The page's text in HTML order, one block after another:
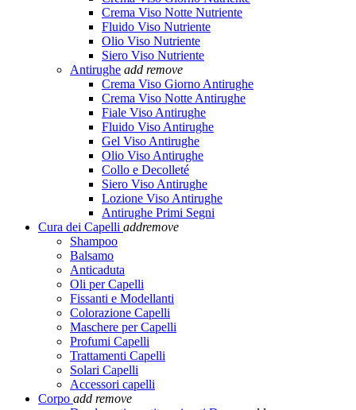
Crema Viso Notte Nutriente
Fluido Viso Nutriente
Olio Viso Nutriente
Siero Viso Nutriente
Antirughe add remove
Crema Viso Giorno Antirughe
Crema Viso Notte Antirughe
Fiale Viso Antirughe
Fluido Viso Antirughe
Gel Viso Antirughe
Olio Viso Antirughe
Collo e Decolleté
Siero Viso Antirughe
Lozione Viso Antirughe
Antirughe Primi Segni
Cura dei Capelli addremove
Shampoo
Balsamo
Anticaduta
Oli per Capelli
Fissanti e Modellanti
Colorazione Capelli
Maschere per Capelli
Profumi Capelli
Trattamenti Capelli
Solari Capelli
Accessori capelli
Corpo add remove